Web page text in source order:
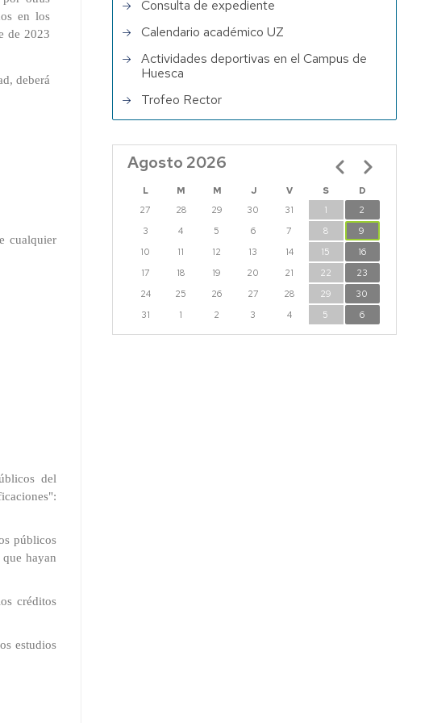
en los
de 2023
deberá
cualquier
del
públicos
hayan
créditos
estudios
Consulta de expediente
Calendario académico UZ
Actividades deportivas en el Campus de
Huesca
Trofeo Rector
Agosto 2026
L M M J V S
D
27
28 29 30 31 1
2
3
4 5 6 7 8
9
10
11 12 13 14 15
16
17
18 19 20 21 22
23
24
25 26 27 28 29
30
31
1 2 3 4 5 6
Paginación